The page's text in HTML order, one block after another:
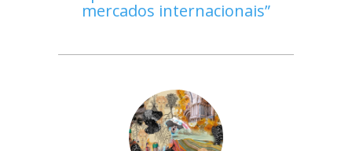
mercados internacionais